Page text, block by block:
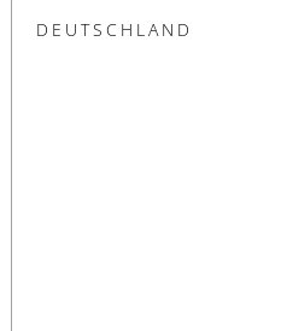
DEUTSCHLAND